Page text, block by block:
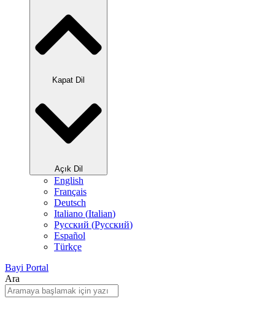
Kapat Dil
Açık Dil
English
Français
Deutsch
Italiano (Italian)
Русский (Pусский)
Español
Türkçe
Bayi Portal
Ara